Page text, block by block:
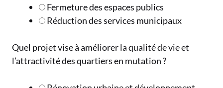
Fermeture des espaces publics
Réduction des services municipaux
Quel projet vise à améliorer la qualité de vie et
l’attractivité des quartiers en mutation ?